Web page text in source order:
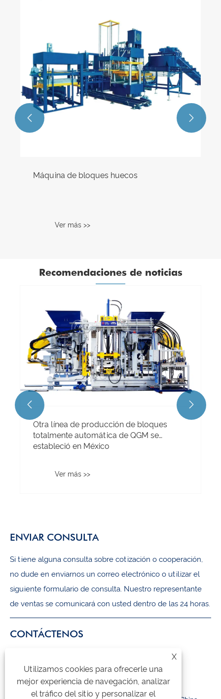
Ver más >>
 
Recomendaciones de noticias
Quangong Machinery Co., Ltd. La línea de
producción de fabricación de bloques de
alta velocidad QT10 establece un nuevo
estándar para la excelencia en la
fabricación inteligente
Ver más >>
 
ENVIAR CONSULTA
Si tiene alguna consulta sobre cotización o cooperación,
no dude en enviarnos un correo electrónico o utilizar el
siguiente formulario de consulta. Nuestro representante
de ventas se comunicará con usted dentro de las 24 horas.
CONTÁCTENOS
inquiry@qzmachine.com
X
Utilizamos cookies para ofrecerle una
mejor experiencia de navegación, analizar
el tráfico del sitio y personalizar el